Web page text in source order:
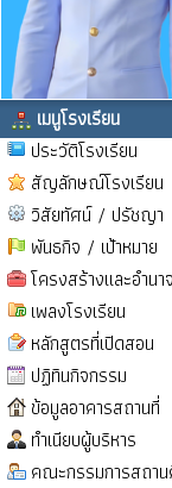
เมนูโรงเรียน
ประวัติโรงเรียน
สัญลักษณ์โรงเรียน
วิสัยทัศน์ / ปรัชญา
พันธกิจ / เป้าหมาย
โครงสร้างและอำนา
เพลงโรงเรียน
หลักสูตรที่เปิดสอน
ปฏิทินกิจกรรม
ข้อมูลอาคารสถานที่
ทำเนียบผู้บริหาร
คณะกรรมการสถา